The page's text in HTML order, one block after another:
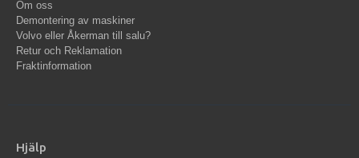
Om oss
Demontering av maskiner
Volvo eller Åkerman till salu?
Retur och Reklamation
Fraktinformation
Hjälp